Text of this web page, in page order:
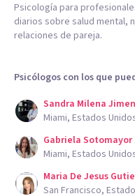
Psicología para
diarios sobre salud mental,
relaciones de pareja.
Psicólogos con los que
Sandra Milena
Miami, Estados
Gabriela Sotomayor
Miami, Estados
Maria De Jesus
San Francisco,